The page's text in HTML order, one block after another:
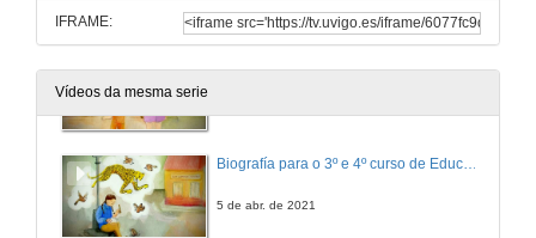
IFRAME:
Vídeos da mesma serie
Biografía para o 3º e 4º curso de Educación Primaria
5 de abr. de 2021